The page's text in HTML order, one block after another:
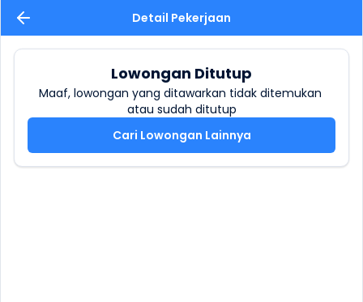
Detail Pekerjaan
Lowongan Ditutup
Maaf, lowongan yang ditawarkan tidak ditemukan
atau sudah ditutup
Cari Lowongan Lainnya